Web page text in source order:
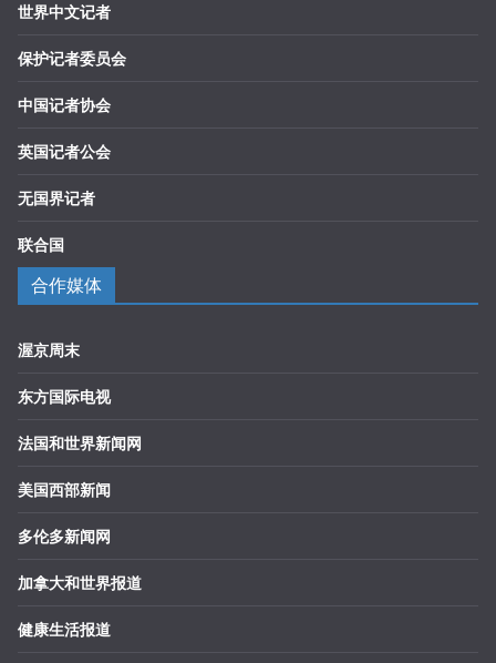
世界中文记者
保护记者委员会
中国记者协会
英国记者公会
无国界记者
联合国
合作媒体
渥京周末
东方国际电视
法国和世界新闻网
美国西部新闻
多伦多新闻网
加拿大和世界报道
健康生活报道